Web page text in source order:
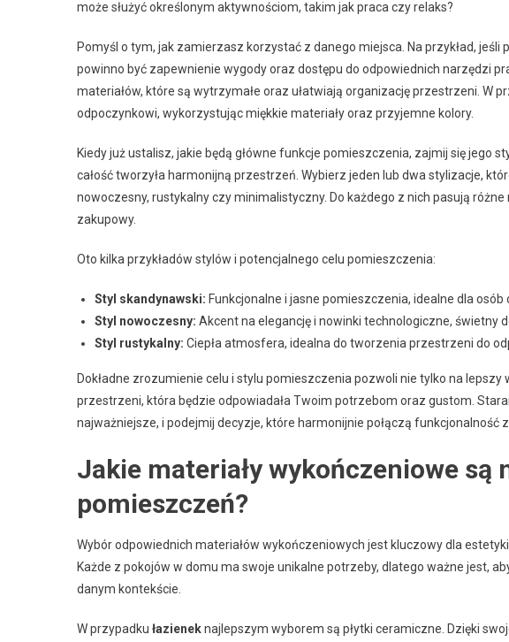
może służyć określonym aktywnościom, takim jak praca czy relaks?
Pomyśl o tym, jak zamierzasz korzystać z danego miejsca. Na przykład,
powinno być zapewnienie wygody oraz dostępu do odpowiednich narzędzi
materiałów, które są wytrzymałe oraz ułatwiają organizację przestrzeni. W
odpoczynkowi, wykorzystując miękkie materiały oraz przyjemne kolory.
Kiedy już ustalisz, jakie będą główne funkcje pomieszczenia, zajmij się jego
całość tworzyła harmonijną przestrzeń. Wybierz jeden lub dwa stylizacje,
nowoczesny, rustykalny czy minimalistyczny. Do każdego z nich pasują
zakupowy.
Oto kilka przykładów stylów i potencjalnego celu pomieszczenia:
Styl skandynawski: Funkcjonalne i jasne pomieszczenia, idealne dla
Styl nowoczesny: Akcent na elegancję i nowinki technologiczne, świetny
Styl rustykalny: Ciepła atmosfera, idealna do tworzenia przestrzeni do
Dokładne zrozumienie celu i stylu pomieszczenia pozwoli nie tylko na
przestrzeni, która będzie odpowiadała Twoim potrzebom oraz gustom.
najważniejsze, i podejmij decyzje, które harmonijnie połączą funkcjonalność
Jakie materiały wykończeniowe są
pomieszczeń?
Wybór odpowiednich materiałów wykończeniowych jest kluczowy dla
Każde z pokojów w domu ma swoje unikalne potrzeby, dlatego ważne jest,
danym kontekście.
W przypadku łazieneknajlepszym wyborem są płytki ceramiczne. Dzięki